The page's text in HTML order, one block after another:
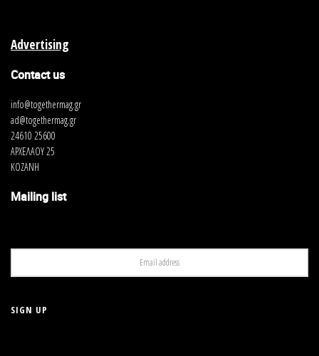
Advertising
Contact us
info@togethermag.gr
ad@togethermag.gr
24610 25600
ΑΡΧΕΛΑΟΥ 25
ΚΟΖΑΝΗ
Mailing list